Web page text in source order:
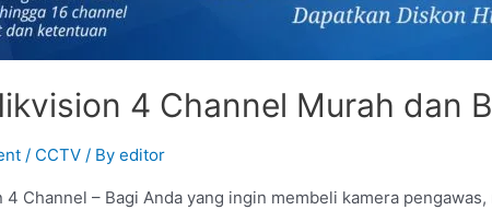
4 Channel Murah dan
/ CCTV / By editor
4 Channel – Bagi Anda yang ingin membeli kamera